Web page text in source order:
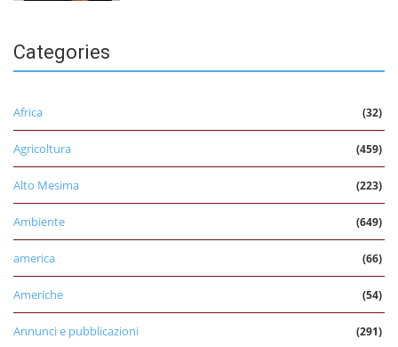
Categories
Africa (32)
Agricoltura (459)
Alto Mesima (223)
Ambiente (649)
america (66)
Americhe (54)
Annunci e pubblicazioni (291)